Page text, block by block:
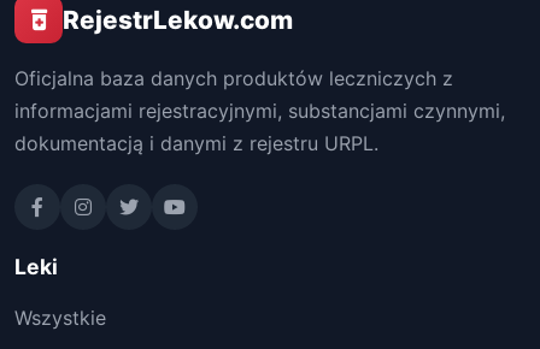
RejestrLekow.com
Oficjalna baza danych produktów leczniczych z
informacjami rejestracyjnymi, substancjami czynnymi,
dokumentacją i danymi z rejestru URPL.
Leki
Wszystkie